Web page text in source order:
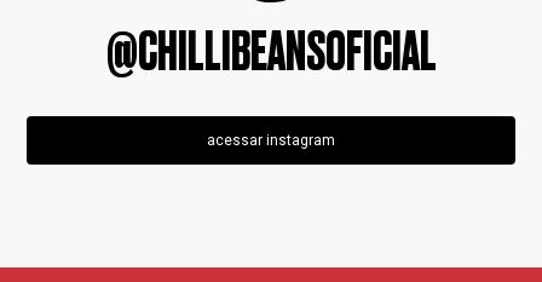
@CHILLIBEANSOFICIAL
acessar instagram